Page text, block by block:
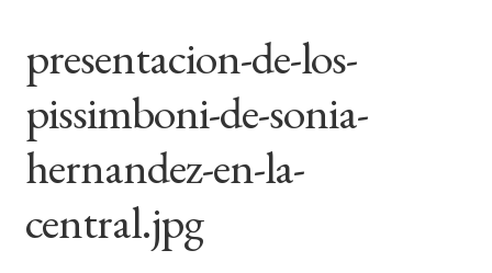
ACTUALIDAD
PODCAST
LA EDITORIAL
presentacion-de-los-
pissimboni-de-sonia-
hernandez-en-la-
central.jpg